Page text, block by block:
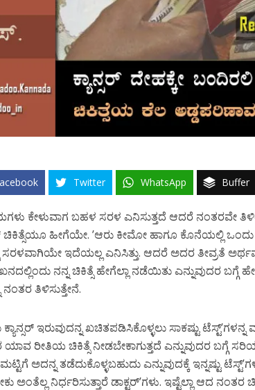
Twitter WhatsApp Buffer
ಕೇಳುವಾಗ ಬಹಳ ಸರಳ ಎನಿಸುತ್ತದೆ ಆದರೆ ನಂತರವೇ
ಚಿಕಿತ್ಸೆಯೂ ಹೀಗೆಯೇ. ’ಆರು ಕೀಮೋ ಹಾಗೂ ಕೊನೆಯಲ್ಲಿ ಒಂದು
ಇದೆಯಲ್ಲ ಎನಿಸಿತ್ತು. ಆದರೆ ಅದರ ತೀವ್ರತೆ
ನನ್ನ ಚಿಕಿತ್ಸೆ ಹೇಗೆಲ್ಲಾ ನಡೆಯಿತು ಎನ್ನುವುದರ ಬಗ್ಗೆ
ತಿಳಿಸುತ್ತೇನೆ.
ಇರುವುದನ್ನ ಖಚಿತಪಡಿಸಿಕೊಳ್ಳಲು ಸಾಕಷ್ಟು ಟೆಸ್ಟ್’ಗಳನ್ನ
ರೀತಿಯ ಚಿಕಿತ್ಸೆ ನೀಡಬೇಕಾಗುತ್ತದೆ ಎನ್ನುವುದರ ಬಗ್ಗೆ
ಅದನ್ನ ತಡೆದುಕೊಳ್ಳಬಹುದು ಎನ್ನುವುದಕ್ಕೆ ಇನ್ನಷ್ಟು
ಅಂತೆಲ್ಲ ನಿರ್ಧರಿಸುತ್ತಾರೆ ಡಾಕ್ಟರ್’ಗಳು. ಇಷ್ಟೆಲ್ಲಾ ಆದ ನಂತರ